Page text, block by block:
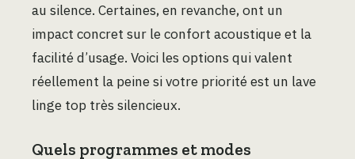
au silence. Certaines, en revanche, ont un
impact concret sur le confort acoustique et la
facilité d’usage. Voici les options qui valent
réellement la peine si votre priorité est un lave
linge top très silencieux.
Quels programmes et modes